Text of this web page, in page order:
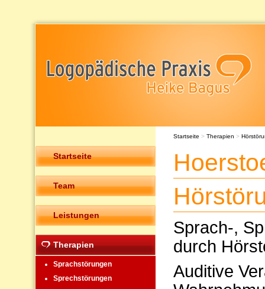
Startseite
Team
Leistungen
Therapien
Sprachstörungen
Sprechstörungen
Startseite > Therapien >
Sprach-,
durch
Auditive